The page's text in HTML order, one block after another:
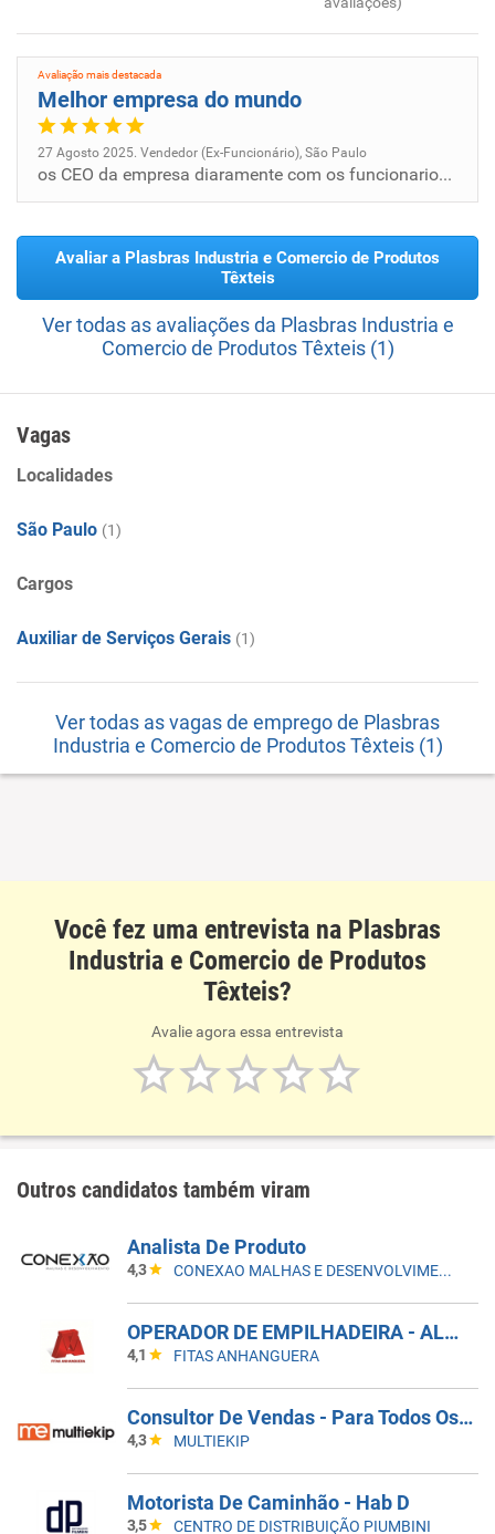
Avaliação mais destacada
Melhor empresa do mundo
27 Agosto 2025. Vendedor (Ex-Funcionário), São Paulo
os CEO da empresa diaramente com os funcionarios gerais. gerenciamento 100% sincero
Avaliar a Plasbras Industria e Comercio de Produtos
Têxteis
Ver todas as avaliações da Plasbras Industria e
Comercio de Produtos Têxteis (1)
Vagas
Localidades
São Paulo (1)
Cargos
Auxiliar de Serviços Gerais (1)
Ver todas as vagas de emprego de Plasbras
Industria e Comercio de Produtos Têxteis (1)
Você fez uma entrevista na Plasbras
Industria e Comercio de Produtos
Têxteis?
Avalie agora essa entrevista
Outros candidatos também viram
Analista De Produto
4,3 CONEXAO MALHAS E DESENVOLVIMENTO
OPERADOR DE EMPILHADEIRA - ALMOXERIFADO ( COM EXPERIÊNCIA EM EMPILHADEIRA )
4,1 FITAS ANHANGUERA
Consultor De Vendas - Para Todos Os Estados Do Brasil
4,3 MULTIEKIP
Motorista De Caminhão - Hab D
3,5 CENTRO DE DISTRIBUIÇÃO PIUMBINI